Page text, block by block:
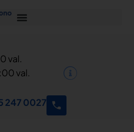
val.
val.
247 0027